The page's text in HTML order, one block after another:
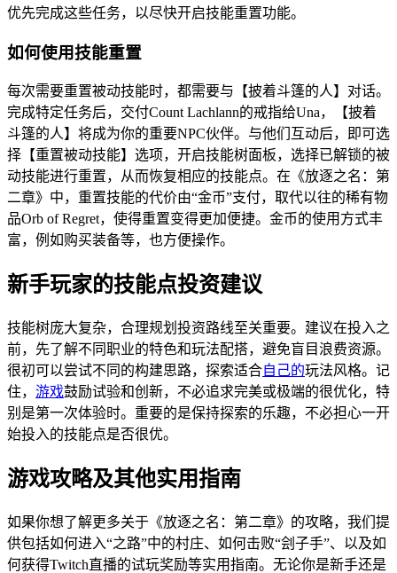
优先完成这些任务，以尽快开启技能重置功能。
如何使用技能重置
每次需要重置被动技能时，都需要与【披着斗篷的人】对话。
完成特定任务后，交付Count Lachlann的戒指给Una，【披着
斗篷的人】将成为你的重要NPC伙伴。与他们互动后，即可选
择【重置被动技能】选项，开启技能树面板，选择已解锁的被
动技能进行重置，从而恢复相应的技能点。在《放逐之名：第
二章》中，重置技能的代价由“金币”支付，取代以往的稀有物
品Orb of Regret，使得重置变得更加便捷。金币的使用方式丰
富，例如购买装备等，也方便操作。
新手玩家的技能点投资建议
技能树庞大复杂，合理规划投资路线至关重要。建议在投入之
前，先了解不同职业的特色和玩法配搭，避免盲目浪费资源。
很初可以尝试不同的构建思路，探索适合自己的玩法风格。记
住， 游戏鼓励试验和创新，不必追求完美或极端的很优化，特
别是第一次体验时。重要的是保持探索的乐趣，不必担心一开
始投入的技能点是否很优。
游戏攻略及其他实用指南
如果你想了解更多关于《放逐之名：第二章》的攻略，我们提
供包括如何进入“之路”中的村庄、如何击败“刽子手”、以及如
何获得Twitch直播的试玩奖励等实用指南。无论你是新手还是